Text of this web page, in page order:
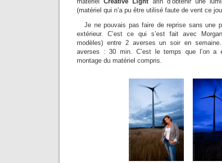
(matériel qui n’a pu être utilisé faute de vent ce
Je ne pouvais pas faire de reprise sans une
extérieur. C’est ce qui s’est fait avec
modèles) entre 2 averses un soir en
averses : 30 min. C’est le temps que l’on a
montage du matériel compris.